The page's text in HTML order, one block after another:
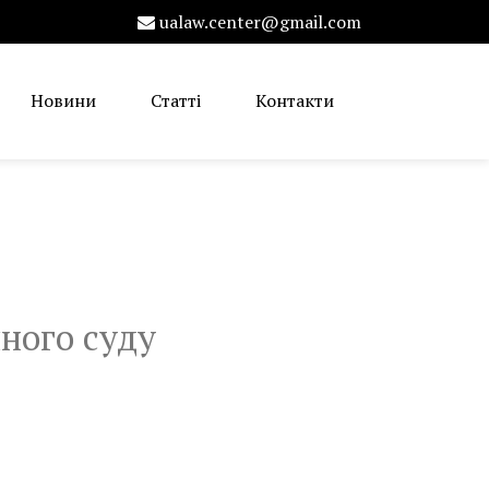
ualaw.center@gmail.com
Новини Статті Контакти
суду